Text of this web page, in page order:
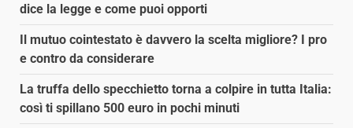
dice la legge e come puoi opporti
Il mutuo cointestato è davvero la scelta migliore? I pro
e contro da considerare
La truffa dello specchietto torna a colpire in tutta Italia:
così ti spillano 500 euro in pochi minuti